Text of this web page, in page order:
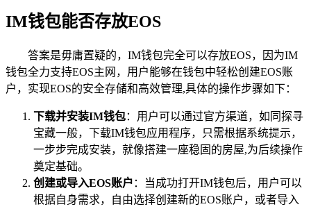
IM钱包能否存放EOS
答案是毋庸置疑的，IM钱包完全可以存放EOS，因为IM
钱包全力支持EOS主网，用户能够在钱包中轻松创建EOS账
户，实现EOS的安全存储和高效管理,具体的操作步骤如下：
下载并安装IM钱包：用户可以通过官方渠道，如同探寻
宝藏一般，下载IM钱包应用程序，只需根据系统提示，
一步步完成安装，就像搭建一座稳固的房屋,为后续操作
奠定基础。
创建或导入EOS账户 ：当成功打开IM钱包后，用户可以
根据自身需求，自由选择创建新的EOS账户，或者导入